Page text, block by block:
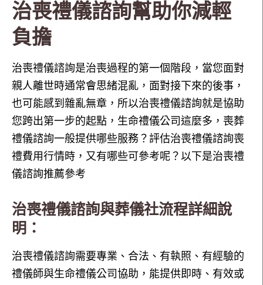
治喪禮儀諮詢幫助你減輕
負擔
治喪禮儀諮詢是治喪過程的第一個階段，當您面對
親人離世時通常會思緒混亂，面對接下來的後事，
也可能感到雜亂無章，所以治喪禮儀諮詢就是協助
您跨出第一步的起點，生命禮儀公司這麼多，喪葬
禮儀諮詢一般提供哪些服務？評估治喪禮儀諮詢喪
禮費用行情時，又有哪些可參考呢？以下是治喪禮
儀諮詢推薦參考
治喪禮儀諮詢與葬儀社流程詳細說
明：
治喪禮儀諮詢需要專業、合法、有執照、有經驗的
禮儀師與生命禮儀公司協助，能提供即時、有效或